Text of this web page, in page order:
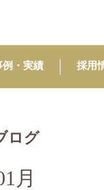
例・実績 採用
ログ
月